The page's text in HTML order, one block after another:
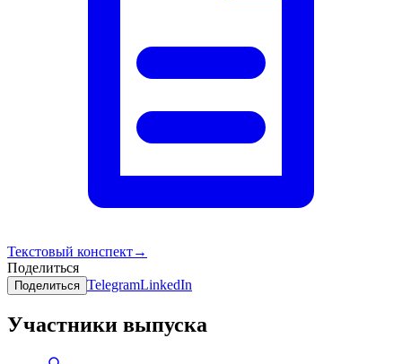
Текстовый конспект→
Поделиться
Поделиться TelegramLinkedIn
Участники выпуска